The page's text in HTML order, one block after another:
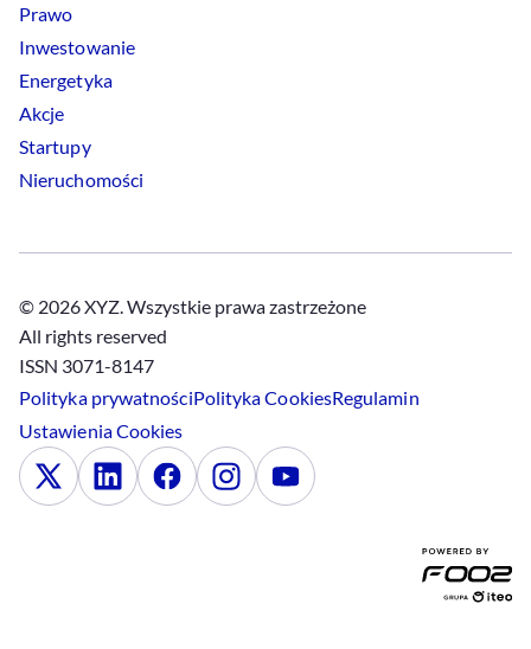
Prawo
Inwestowanie
Energetyka
Akcje
Startupy
Nieruchomości
© 2026 XYZ. Wszystkie prawa zastrzeżone
All rights reserved
ISSN 3071-8147
Polityka prywatnościPolitykaCookiesRegulamin
UstawieniaCookies
x LinkedinFacebookInstagramYoutube